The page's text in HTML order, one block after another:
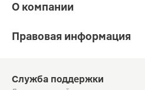
О компании
Правовая информация
Служба поддержки